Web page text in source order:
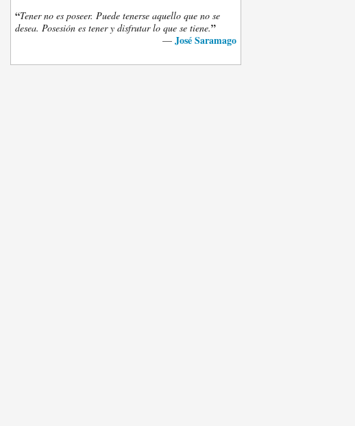
“Tener no es poseer. Puede tenerse aquello que no se
desea. Posesión es tener y disfrutar lo que se tiene.”
— José Saramago